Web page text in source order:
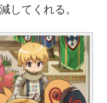
してくれる。